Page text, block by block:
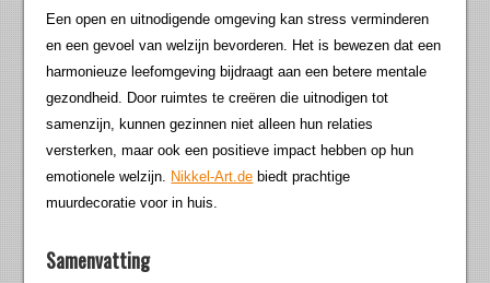
Een open en uitnodigende omgeving kan stress verminderen
en een gevoel van welzijn bevorderen. Het is bewezen dat een
harmonieuze leefomgeving bijdraagt aan een betere mentale
gezondheid. Door ruimtes te creëren die uitnodigen tot
samenzijn, kunnen gezinnen niet alleen hun relaties
versterken, maar ook een positieve impact hebben op hun
emotionele welzijn. Nikkel-Art.de biedt prachtige
muurdecoratie voor in huis.
Samenvatting